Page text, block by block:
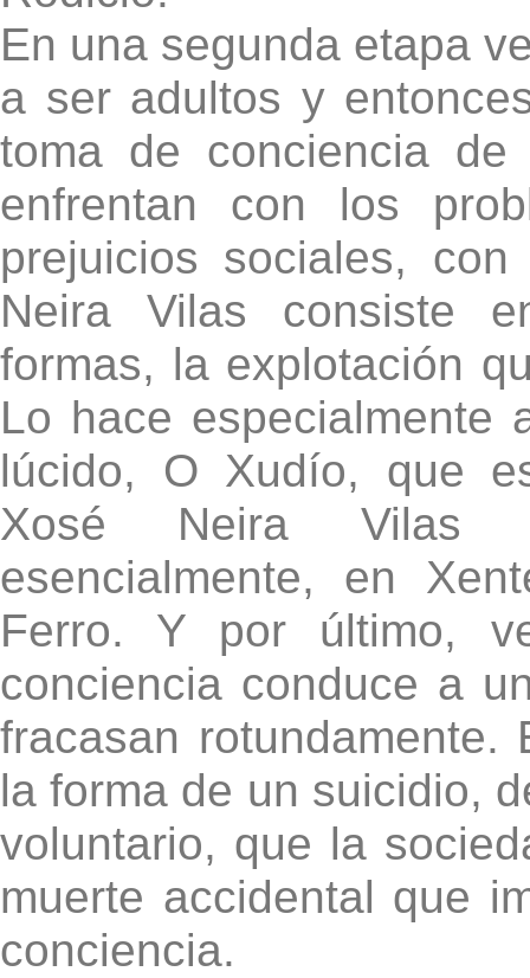
En una segunda etapa
a ser adultos y
toma de conciencia
enfrentan con los
prejuicios sociales,
Neira Vilas consiste
formas, la explotación
Lo hace especialmente
lúcido, O Xudío, que
Xosé Neira Vilas
esencialmente, en
Ferro. Y por último,
conciencia conduce a
fracasan
la forma de un suicidio,
voluntario, que la
muerte accidental que
conciencia.